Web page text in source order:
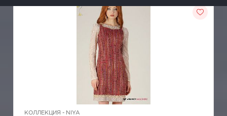
КОЛЛЕКЦИЯ - NIYA